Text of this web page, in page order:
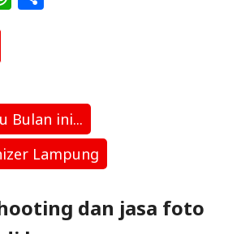
A
p
p
Bulan ini...
Lampung
dan jasa foto